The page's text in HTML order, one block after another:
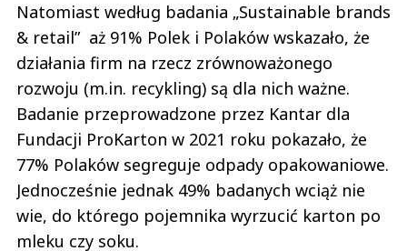
Natomiast według badania „Sustainable brands
& retail” aż 91% Polek i Polaków wskazało, że
działania firm na rzecz zrównoważonego
rozwoju (m.in. recykling) są dla nich ważne.
Badanie przeprowadzone przez Kantar dla
Fundacji ProKarton w 2021 roku pokazało, że
77% Polaków segreguje odpady opakowaniowe.
Jednocześnie jednak 49% badanych wciąż nie
wie, do którego pojemnika wyrzucić karton po
mleku czy soku.